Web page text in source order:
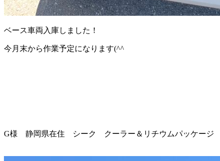
ベース車両入庫しました！
今月末から作業予定になります(^^ゞ
G様 静岡県在住 シーク クーラー＆リチウムパッケージ